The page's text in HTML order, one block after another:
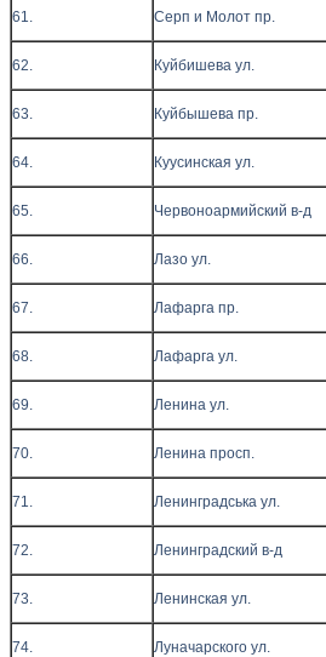
61. Серп и Молот пр.
62. Куйбишева ул.
63. Куйбышева пр.
64. Куусинская ул.
65. Червоноармийский в-д
66. Лазо ул.
67. Лафарга пр.
68. Лафарга ул.
69. Ленина ул.
70. Ленина просп.
71. Ленинградська ул.
72. Ленинградский в-д
73. Ленинская ул.
74. Луначарского ул.